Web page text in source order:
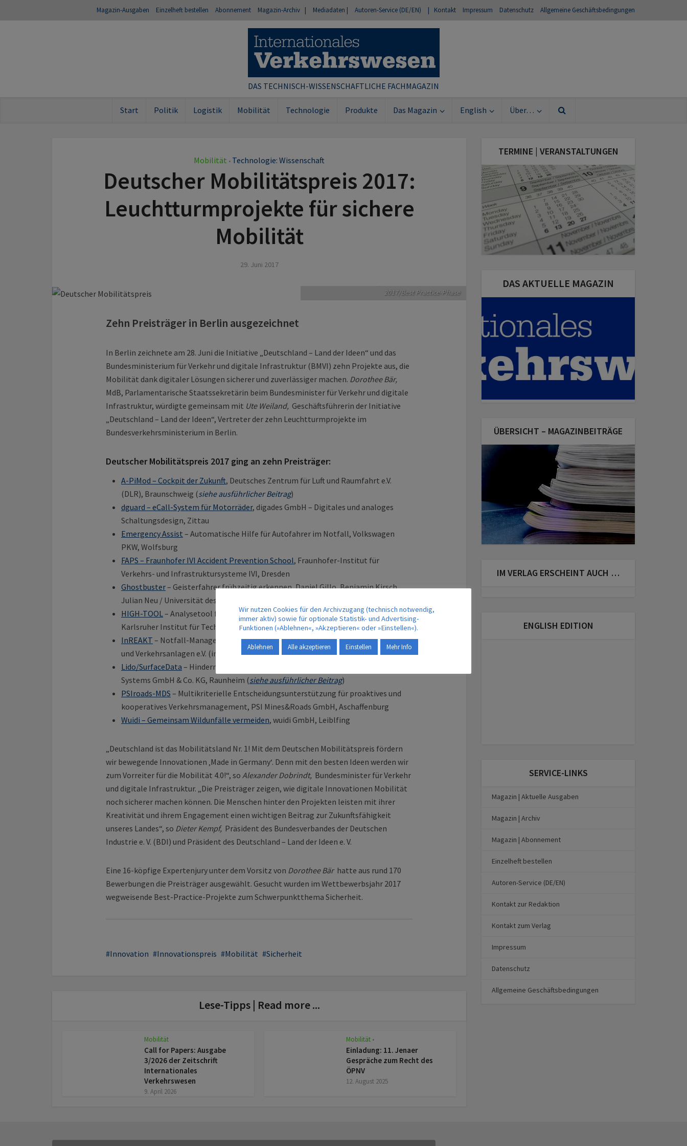
Magazin-Ausgaben Einzelheft bestellen Abonnement Magazin-Archiv | Mediadaten | Autoren-Service (DE/EN) | Kontakt Impressum Datenschutz Allgemeine Geschäftsbedingungen
DAS TECHNISCH-WISSENSCHAFTLICHE FACHMAGAZIN
Start Politik Logistik Mobilität Technologie Produkte Das Magazin English Über…
Mobilität • Technologie: Wissenschaft
Deutscher Mobilitätspreis 2017:
Leuchtturmprojekte für sichere
Mobilität
29. Juni 2017
2017/Best Practice-Phase
Zehn Preisträger in Berlin ausgezeichnet
In Berlin zeichnete am 28. Juni die Initiative „Deutschland – Land der Ideen“ und das
Bundesministerium für Verkehr und digitale Infrastruktur (BMVI) zehn Projekte aus, die
Mobilität dank digitaler Lösungen sicherer und zuverlässiger machen. Dorothee Bär,
MdB, Parlamentarische Staatssekretärin beim Bundesminister für Verkehr und digitale
Infrastruktur, würdigte gemeinsam mit Ute Weiland, Geschäftsführerin der Initiative
„Deutschland – Land der Ideen“, Vertreter der zehn Leuchtturmprojekte im
Bundesverkehrsministerium in Berlin.
Deutscher Mobilitätspreis 2017 ging an zehn Preisträger:
A-PiMod – Cockpit der Zukunft, Deutsches Zentrum für Luft und Raumfahrt e.V.
(DLR), Braunschweig (siehe ausführlicher Beitrag)
dguard – eCall-System für Motorräder, digades GmbH – Digitales und analoges
Schaltungsdesign, Zittau
Emergency Assist – Automatische Hilfe für Autofahrer im Notfall, Volkswagen
PKW, Wolfsburg
FAPS – Fraunhofer IVI Accident Prevention School, Fraunhofer-Institut für
Verkehrs- und Infrastruktursysteme IVI, Dresden
Ghostbuster– Geisterfahrer frühzeitig erkennen, Daniel Gillo, Benjamin Kirsch,
Julian Neu / Universität des Saarlandes, Saarbrücken (
HIGH-TOOL– Analysetool für Verkehrspolitiken und Mobilitätskonzepte,
Karlsruher Institut für Technologie, Karlsruhe (s. Beiträge inDeutsch undEnglisch)
InREAKT – Notfall-Management im ÖPNV, STUVA – Studiengesellschaft für Tunnel
und Verkehrsanlagen e.V. (in Kooperation mit weiteren Institutionen), Köln
Lido/SurfaceData – Hindernisse im Luftverkehr frühzeitig erkennen, Lufthansa
Systems GmbH & Co. KG, Raunheim (siehe ausführlicher Beitrag)
PSIroads-MDS – Multikriterielle Entscheidungsunterstützung für proaktives und
kooperatives Verkehrsmanagement, PSI Mines&Roads GmbH, Aschaffenburg
Wuidi – Gemeinsam Wildunfälle vermeiden, wuidi GmbH, Leiblfing
„Deutschland ist das Mobilitätsland Nr. 1! Mit dem Deutschen Mobilitätspreis fördern
wir bewegende Innovationen ‚Made in Germany‘. Denn mit den besten Ideen werden wir
zum Vorreiter für die Mobilität 4.0!“, so Alexander Dobrindt, Bundesminister für Verkehr
und digitale Infrastruktur. „Die Preisträger zeigen, wie digitale Innovationen Mobilität
noch sicherer machen können. Die Menschen hinter den Projekten leisten mit ihrer
Kreativität und ihrem Engagement einen wichtigen Beitrag zur Zukunftsfähigkeit
unseres Landes“, so Dieter Kempf, Präsident des Bundesverbandes der Deutschen
Industrie e. V. (BDI) und Präsident des Deutschland – Land der Ideen e. V.
Eine 16-köpfige Expertenjury unter dem Vorsitz von Dorothee Bärhatte aus rund 170
Bewerbungen die Preisträger ausgewählt. Gesucht wurden im Wettbewerbsjahr 2017
wegweisende Best-Practice-Projekte zum Schwerpunktthema Sicherheit.
Innovation Innovationspreis Mobilität Sicherheit
Lese-Tipps | Read more ...
Mobilität
Call for Papers: Ausgabe
3/2026 der Zeitschrift
Internationales
Verkehrswesen
9. April 2026
Mobilität •
Einladung: 11. Jenaer
Gespräche zum Recht des
ÖPNV
12. August 2025
TERMINE | VERANSTALTUNGEN
DAS AKTUELLE MAGAZIN
ÜBERSICHT – MAGAZINBEITRÄGE
IM VERLAG ERSCHEINT AUCH …
ENGLISH EDITION
SERVICE-LINKS
Magazin | Aktuelle Ausgaben
Magazin | Archiv
Magazin | Abonnement
Einzelheft bestellen
Autoren-Service (DE/EN)
Kontakt zur Redaktion
Kontakt zum Verlag
Impressum
Datenschutz
Allgemeine Geschäftsbedingungen
Wir nutzen Cookies für den Archivzugang (technisch notwendig,
immer aktiv) sowie für optionale Statistik- und Advertising-
Funktionen (»Ablehnen«, »Akzeptieren« oder »Einstellen«).
Ablehnen Alle akzeptieren Einstellen Mehr Info